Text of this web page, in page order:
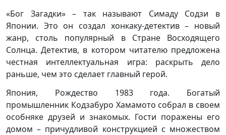
«Бог Загадки» – так называют Симаду Содзи в
Японии. Это он создал хонкаку-детектив – новый
жанр, столь популярный в Стране Восходящего
Солнца. Детектив, в котором читателю предложена
честная интеллектуальная игра: раскрыть дело
раньше, чем это сделает главный герой.
Япония, Рождество 1983 года. Богатый
промышленник Кодзабуро Хамамото собрал в своем
особняке друзей и знакомых. Гости поражены его
домом – причудливой конструкцией с множеством